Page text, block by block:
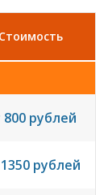
Стоимость
800 рублей
рублей